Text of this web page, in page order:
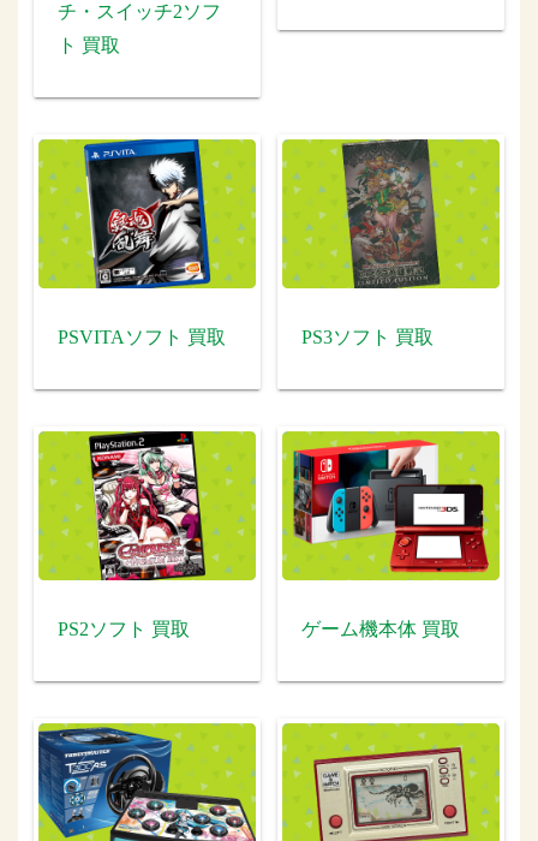
チ・スイッチ2ソフ
ト 買取
PSVITAソフト 買取 PS3ソフト 買取
PS2ソフト 買取 ゲーム機本体 買取